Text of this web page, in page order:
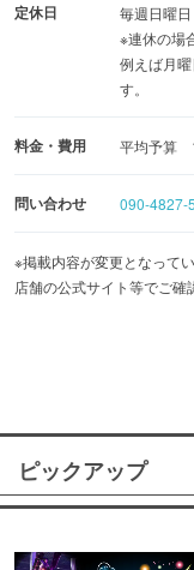
定休日
毎週日曜日
※連休の場
例えば月
す。
料金・費用 平均予算
問い合わせ 090-4827-
※掲載内容が変更となって
店舗の公式サイト等でご確
ピックアップ